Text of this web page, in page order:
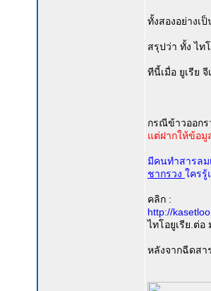
ทั้งสองอย่างเ
สรุปว่า ทั้ง ไท
ทีนี้เมื่อ ยูเรีย
กรณีข้าวออกร
แต่ฝากให้ข้อมู
มีคนทำสารลม
ชากรวง ใครรู้
คลิก :
http://
ไทโอยูเรีย.ต่
หลังจากฉีดสา